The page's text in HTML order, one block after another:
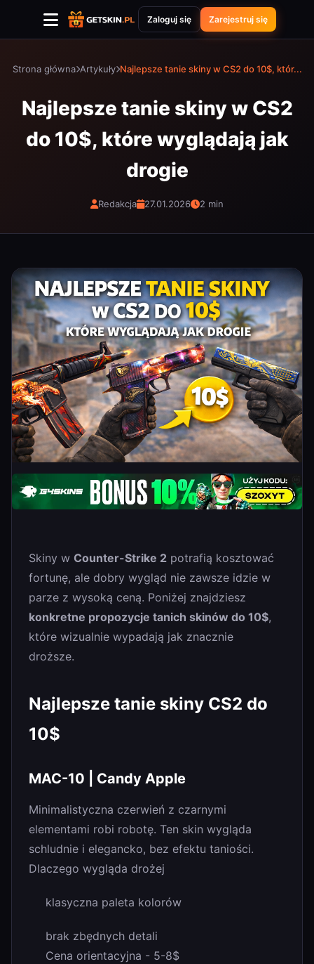
Zaloguj się Zarejestruj się
Strona główna Artykuły Najlepsze tanie skiny w CS2 do 10$, któr...
Najlepsze tanie skiny w CS2
do 10$, które wyglądają jak
drogie
Redakcja 27.01.2026 2 min
Skiny w Counter-Strike 2 potrafią kosztować
fortunę, ale dobry wygląd nie zawsze idzie w
parze z wysoką ceną. Poniżej znajdziesz
konkretne propozycje tanich skinów do 10$,
które wizualnie wypadają jak znacznie
droższe.
Najlepsze tanie skiny CS2 do
10$
MAC-10 | Candy Apple
Minimalistyczna czerwień z czarnymi
elementami robi robotę. Ten skin wygląda
schludnie i elegancko, bez efektu taniości.
Dlaczego wygląda drożej
klasyczna paleta kolorów
brak zbędnych detali
Cena orientacyjna - 5-8$